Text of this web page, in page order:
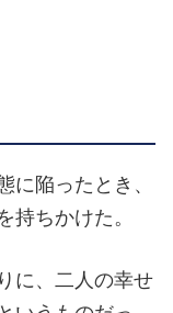
に陥ったとき、
持ちかけた。
に、二人の幸せ